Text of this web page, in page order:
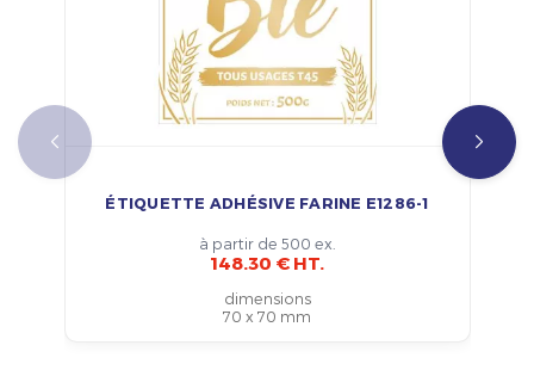
ÉTIQUETTE ADHÉSIVE FARINE E1286-1
à partir de 500 ex.
148.30 € HT.
dimensions
70 x 70 mm